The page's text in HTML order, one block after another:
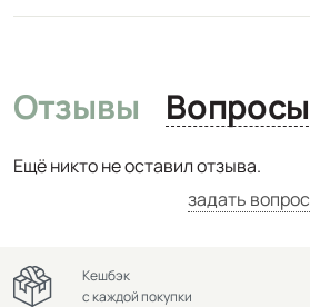
Отзывы
Ещё никто не оставил отзыва.
задать вопрос
Кешбэк
с каждой покупки